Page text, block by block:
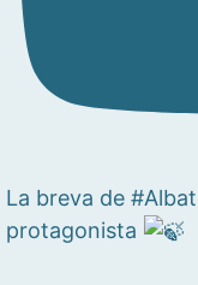
La breva de
protagonista